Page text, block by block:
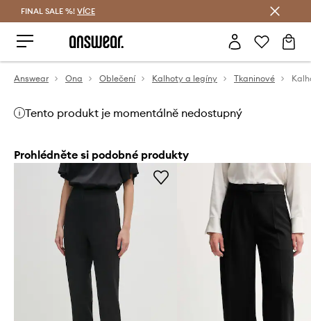
FINAL SALE %! VÍCE
Answear Ona Oblečení Kalhoty a legíny Tkaninové
Tento produkt je momentálně nedostupný
Prohlédněte si podobné produkty